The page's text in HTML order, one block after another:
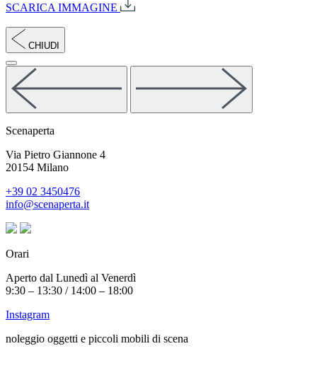
SCARICA IMMAGINE
CHIUDI
Scenaperta
Via Pietro Giannone 4
20154 Milano
+39 02 3450476
info@scenaperta.it
Orari
Aperto dal Lunedì al Venerdì
9:30 – 13:30 / 14:00 – 18:00
Instagram
noleggio oggetti e piccoli mobili di scena